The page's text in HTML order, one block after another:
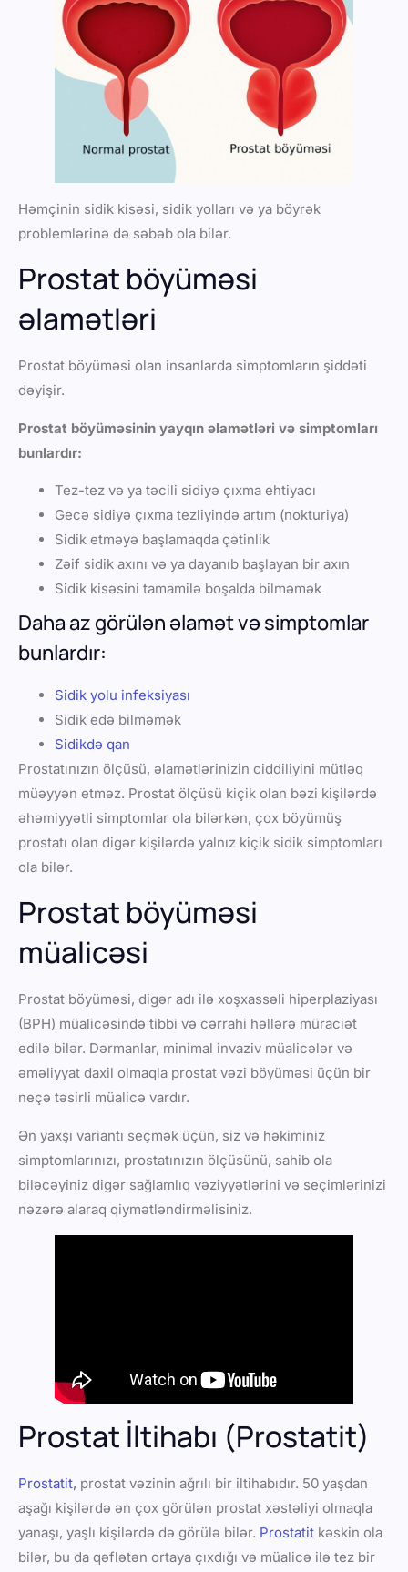
Həmçinin sidik kisəsi, sidik yolları və ya böyrək
problemlərinə də səbəb ola bilər.
Prostat böyüməsi
əlamətləri
Prostat böyüməsi olan insanlarda simptomların şiddəti
dəyişir.
Prostat böyüməsinin yayqın əlamətləri və simptomları
bunlardır:
Tez-tez və ya təcili sidiyə çıxma ehtiyacı
Gecə sidiyə çıxma tezliyində artım (nokturiya)
Sidik etməyə başlamaqda çətinlik
Zəif sidik axını və ya dayanıb başlayan bir axın
Sidik kisəsini tamamilə boşalda bilməmək
Daha az görülən əlamət və simptomlar
bunlardır:
Sidik yolu infeksiyası
Sidik edə bilməmək
Sidikdə qan
Prostatınızın ölçüsü, əlamətlərinizin ciddiliyini mütləq
müəyyən etməz. Prostat ölçüsü kiçik olan bəzi kişilərdə
əhəmiyyətli simptomlar ola bilərkən, çox böyümüş
prostatı olan digər kişilərdə yalnız kiçik sidik simptomları
ola bilər.
Prostat böyüməsi
müalicəsi
Prostat böyüməsi, digər adı ilə xoşxassəli hiperplaziyası
(BPH) müalicəsində tibbi və cərrahi həllərə müraciət
edilə bilər. Dərmanlar, minimal invaziv müalicələr və
əməliyyat daxil olmaqla prostat vəzi böyüməsi üçün bir
neçə təsirli müalicə vardır.
Ən yaxşı variantı seçmək üçün, siz və həkiminiz
simptomlarınızı, prostatınızın ölçüsünü, sahib ola
biləcəyiniz digər sağlamlıq vəziyyətlərini və seçimlərinizi
nəzərə alaraq qiymətləndirməlisiniz.
Prostat İltihabı (Prostatit)
Prostatit, prostat vəzinin ağrılı bir iltihabıdır. 50 yaşdan
aşağı kişilərdə ən çox görülən prostat xəstəliyi olmaqla
yanaşı, yaşlı kişilərdə də görülə bilər. Prostatit kəskin ola
bilər, bu da qəflətən ortaya çıxdığı və müalicə ilə tez bir